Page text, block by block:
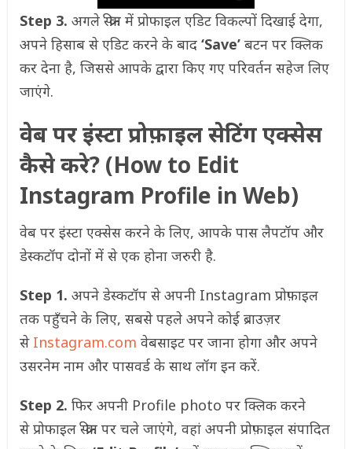
Step 3. अगले स्क्रीन में प्रोफाइल एडिट विकल्पों दिखाई देगा,
अपने हिसाब से एडिट करने के बाद ‘Save’बटन पर क्लिक
कर देना है, जिससे आपके द्वारा किए गए परिवर्तन सहेज लिए
जाएंगे.
वेब पर इंस्टा प्रोफ़ाइल सेटिंग एक्सेस
कैसे करे? (How to Edit
Instagram Profile in Web)
वेब पर इंस्टा एक्सेस करने के लिए, आपके पास लैपटॉप और
डेस्कटॉप दोनों में से एक होना जरुरी है.
Step 1. अपने डेस्कटॉप से अपनी Instagram प्रोफ़ाइल
तक पहुँचने के लिए, सबसे पहले अपने कोई ब्राउज़र
से Instagram.com वेबसाइट पर जाना होगा और अपने
उसरनेम नाम और पासवर्ड के साथ लॉग इन करें.
Step 2. फिर अपनी Profile photo पर क्लिक करने
से प्रोफाइल स्क्रीन पर चले जाएंगे, वहां अपनी प्रोफ़ाइल संपादित